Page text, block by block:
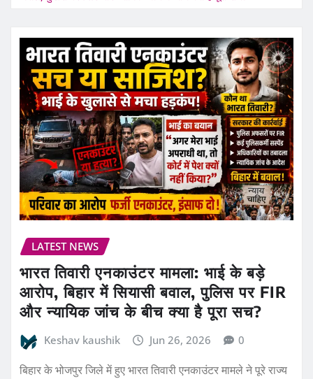
LATEST NEWS
भारत तिवारी एनकाउंटर मामला: भाई के बड़े
आरोप, बिहार में सियासी बवाल, पुलिस पर FIR
और न्यायिक जांच के बीच क्या है पूरा सच?
Keshav kaushik Jun 26, 2026 0
बिहार के भोजपुर जिले में हुए भारत तिवारी एनकाउंटर मामले ने पूरे राज्य